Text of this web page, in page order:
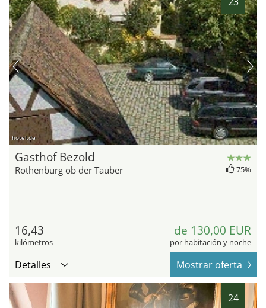
hotel.de
Gasthof Bezold
Rothenburg ob der Tauber 75%
16,43
kilómetros
de 130,00 EUR
por habitación y noche
Detalles Mostrar oferta
24